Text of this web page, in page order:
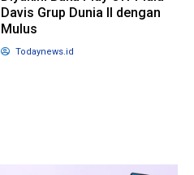
Davis Grup Dunia Il dengan
Mulus
Todaynews.id